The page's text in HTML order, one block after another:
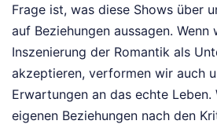
Frage ist, was diese Shows über
auf Beziehungen aussagen.
Inszenierung der Romantik als
akzeptieren, verformen wir auch
Erwartungen an das echte Leben.
eigenen Beziehungen nach den